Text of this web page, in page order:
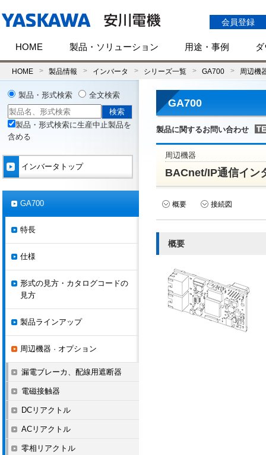
会員登録
HOME 製品・ソリューション 用途・事例
HOME 製品情報 インバータ シリーズ一覧 GA700 周辺機
GA700
製品に関するお問い合わせ
周辺機器
BACnet/IP通信イン
概要 接続図
概要
製品・形式検索 全文検索
製品・形式検索に生産中止製品を
含める
インバータトップ
GA700
特長
仕様
形式の見方・カタログコードの
見方
製品ラインアップ
周辺機器 · オプション
漏電ブレーカ、配線用遮断器
電磁接触器
DCリアクトル
ACリアクトル
零相リアクトル